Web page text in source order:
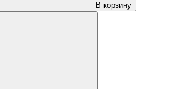
В корзину